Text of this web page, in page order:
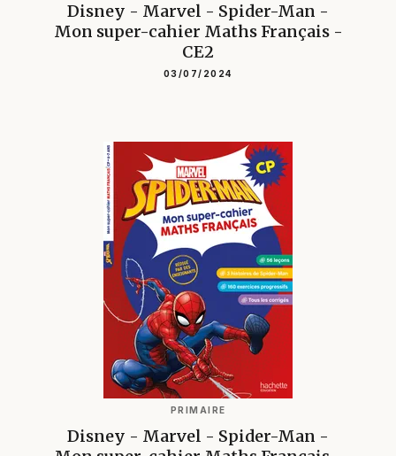
Disney - Marvel - Spider-Man -
Mon super-cahier Maths Français -
CE2
03/07/2024
PRIMAIRE
Disney - Marvel - Spider-Man -